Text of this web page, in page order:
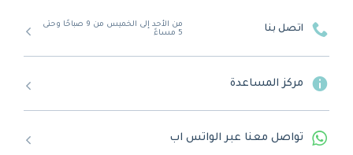
اتصل بنا
من الأحد إلى الخميس من 9 صباحًا وحتى
5 مساءً
مركز المساعدة
تواصل معنا عبر الواتس اب